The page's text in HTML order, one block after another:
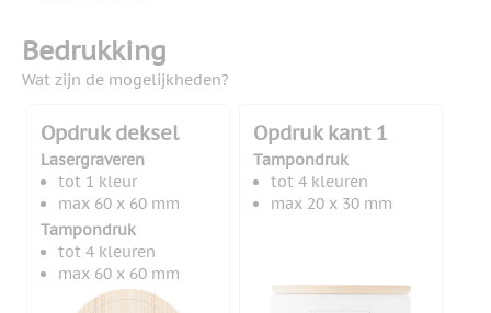
Bedrukking
Wat zijn de mogelijkheden?
Opdruk deksel
Lasergraveren
tot 1 kleur
max 60 x 60 mm
Tampondruk
tot 4 kleuren
max 60 x 60 mm
Opdruk kant 1
Tampondruk
tot 4 kleuren
max 20 x 30 mm